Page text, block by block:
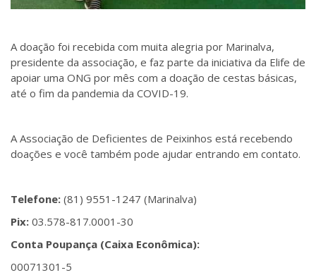
A doação foi recebida com muita alegria por Marinalva,
presidente da associação, e faz parte da iniciativa da Elife de
apoiar uma ONG por mês com a doação de cestas básicas,
até o fim da pandemia da COVID-19.
A Associação de Deficientes de Peixinhos está recebendo
doações e você também pode ajudar entrando em contato.
Telefone: (81) 9551-1247 (Marinalva)
Pix: 03.578-817.0001-30
Conta Poupança (Caixa Econômica):
00071301-5